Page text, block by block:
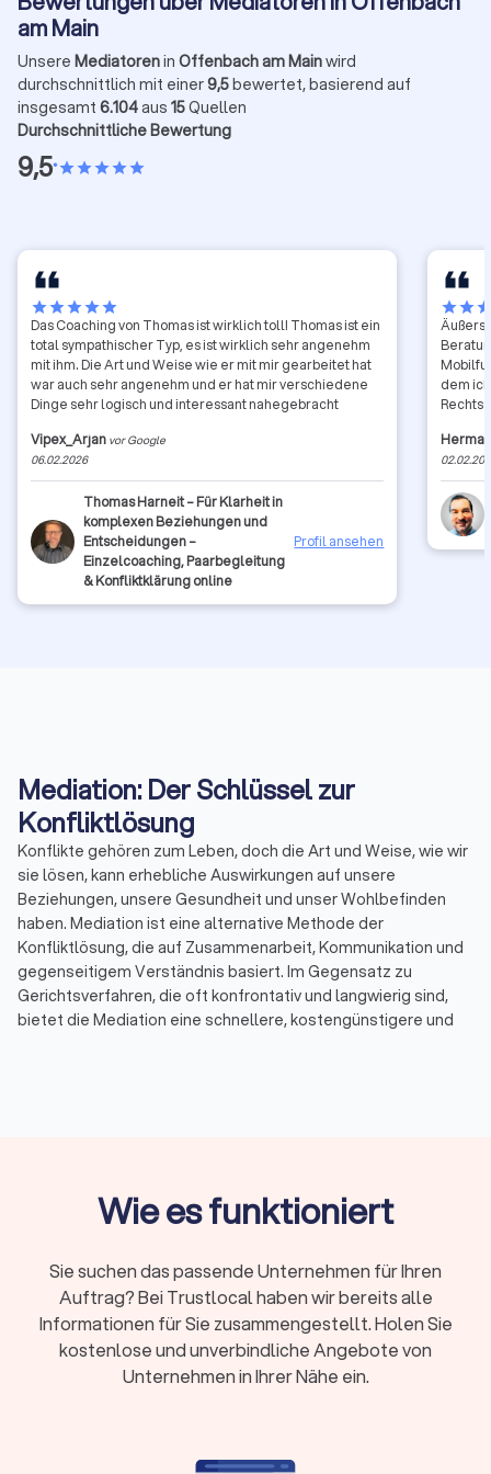
am Main
Unsere Mediatorenin Offenbach am Mainwird
durchschnittlich mit einer9,5bewertet, basierend auf
insgesamt 6.104aus 15Quellen
Durchschnittliche Bewertung
9,5•starstarstarstarstar
starstarstarstarstar
Das Coaching von Thomas ist wirklich toll! Thomas ist ein
total sympathischer Typ, es ist wirklich sehr angenehm
mit ihm. Die Art und Weise wie er mit mir gearbeitet hat
war auch sehr angenehm und er hat mir verschiedene
Dinge sehr logisch und interessant nahegebracht
Vipex_Arjan vor Google
06.02.2026
Thomas Harneit – Für Klarheit in
komplexen Beziehungen und
Entscheidungen –
Einzelcoaching, Paarbegleitung
& Konfliktklärung online
Profil ansehen
starstar
dem
Mediation: Der Schlüssel zur
Konfliktlösung
Konflikte gehören zum Leben, doch die Art und Weise, wie wir
sie lösen, kann erhebliche Auswirkungen auf unsere
Beziehungen, unsere Gesundheit und unser Wohlbefinden
haben. Mediation ist eine alternative Methode der
Konfliktlösung, die auf Zusammenarbeit, Kommunikation und
gegenseitigem Verständnis basiert. Im Gegensatz zu
Gerichtsverfahren, die oft konfrontativ und langwierig sind,
bietet die Mediation eine schnellere, kostengünstigere und
Was ist Mediation?
dem ein neutraler Dritter, der Mediator, den Parteien hilft, eine
einvernehmliche Lösung für ihren Streit zu finden. Der
Mediator hat keine Entscheidungsbefugnis, sondern
unterstützt die Beteiligten dabei, ihre Interessen und
Bedürfnisse offenzulegen, Missverständnisse zu klären und
gemeinsam Lösungen zu erarbeiten. Die Mediation wird häufig
Arbeitskonflikte, Nachbarschaftsstreitigkeiten und auch in
Wie es funktioniert
Sie suchen das passende Unternehmen für Ihren
Auftrag? Bei Trustlocal haben wir bereits alle
Informationen für Sie zusammengestellt. Holen Sie
kostenlose und unverbindliche Angebote von
Unternehmen in Ihrer Nähe ein.